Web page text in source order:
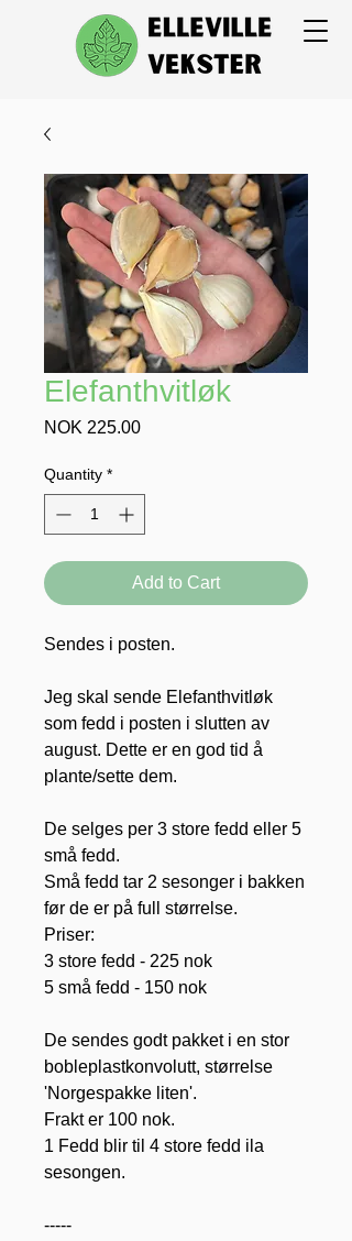
Elefanthvitløk
NOK 225.00Price
Quantity *
Add to Cart
Sendes i posten.
Jeg skal sende Elefanthvitløk
som fedd i posten i slutten av
august. Dette er en god tid å
plante/sette dem.
De selges per 3 store fedd eller 5
små fedd.
Små fedd tar 2 sesonger i bakken
før de er på full størrelse.
Priser:
3 store fedd - 225 nok
5 små fedd - 150 nok
De sendes godt pakket i en stor
bobleplastkonvolutt, størrelse
'Norgespakke liten'.
Frakt er 100 nok.
1 Fedd blir til 4 store fedd ila
sesongen.
-----